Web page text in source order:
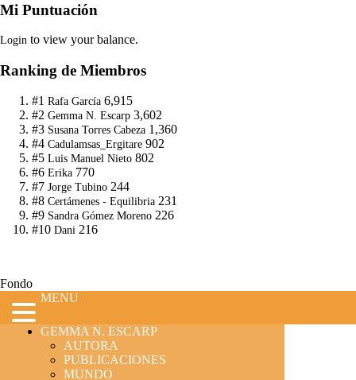
Mi Puntuación
Login to view your balance.
Ranking de Miembros
#1 Rafa García 6,915
#2 Gemma N. Escarp 3,602
#3 Susana Torres Cabeza 1,360
#4 Cadulamsas_Ergitare 902
#5 Luis Manuel Nieto 802
#6 Erika 770
#7 Jorge Tubino 244
#8 Certámenes - Equilibria 231
#9 Sandra Gómez Moreno 226
#10 Dani 216
Fondo
MENU
GEMMA N. ESCARP
AUTORA
PUBLICACIONES
MUNDO